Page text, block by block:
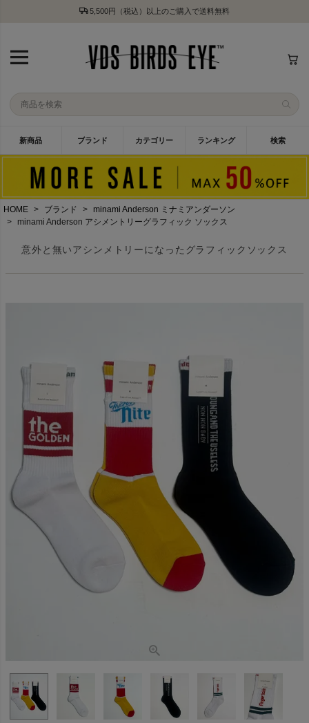
5,500円（税込）以上のご購入で送料無料
新商品 ブランド カテゴリー ランキング 検索
HOME ブランド
minami Anderson ミナミアンダーソン
minami Anderson アシメントリーグラフィック ソックス
意外と無いアシンメトリーになったグラフィックソックス